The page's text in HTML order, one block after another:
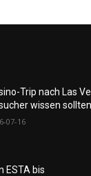
Trip nach Las
wissen sollten
07-16
ESTA bis